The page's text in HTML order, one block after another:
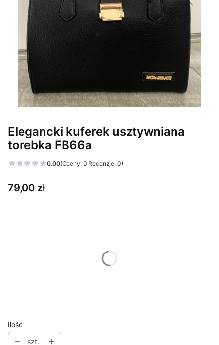
Elegancki kuferek usztywniana
torebka FB66a
0.00(Oceny: 0 Recenzje: 0)
Cena
79,00 zł
Ilość
szt.